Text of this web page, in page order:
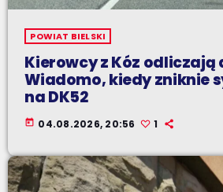
POWIAT BIELSKI
Kierowcy z Kóz odliczają
Wiadomo, kiedy zniknie
na DK52
today 04.08.2026, 20:56 1